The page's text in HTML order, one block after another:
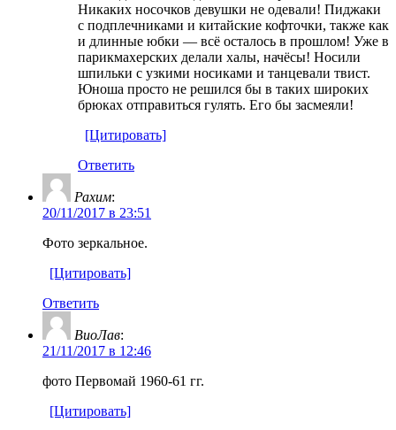
Никаких носочков девушки не одевали! Пиджаки
с подплечниками и китайские кофточки, также как
и длинные юбки — всё осталось в прошлом! Уже в
парикмахерских делали халы, начёсы! Носили
шпильки с узкими носиками и танцевали твист.
Юноша просто не решился бы в таких широких
брюках отправиться гулять. Его бы засмеяли!
[Цитировать]
Ответить
Рахим:
20/11/2017 в 23:51
Фото зеркальное.
[Цитировать]
Ответить
ВиоЛав:
21/11/2017 в 12:46
фото Первомай 1960-61 гг.
[Цитировать]